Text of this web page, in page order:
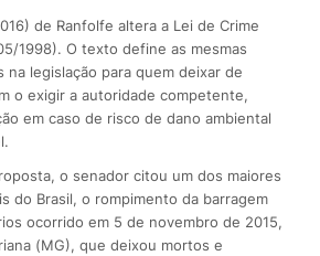
de Ranfolfe altera a Lei de Crime
1998). O texto define as mesmas
na legislação para quem deixar de
o exigir a autoridade competente,
em caso de risco de dano ambiental
o senador citou um dos maiores
do Brasil, o rompimento da barragem
ocorrido em 5 de novembro de 2015,
(MG), que deixou mortos e